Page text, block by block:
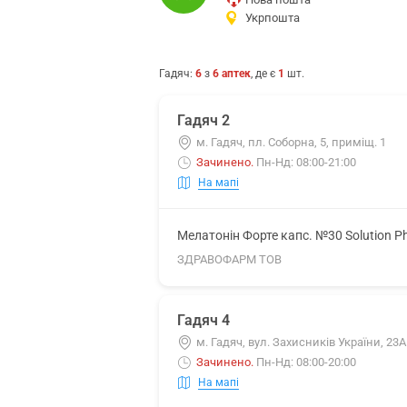
Укрпошта
Гадяч: 6 з 6 аптек, де є 1 шт.
Гадяч 2
м. Гадяч, пл. Соборна, 5, приміщ. 1
Зачинено. Пн-Нд: 08:00-21:00
На мапі
Мелатонін Форте капс. №30 Solution
ЗДРАВОФАРМ ТОВ
Гадяч 4
м. Гадяч, вул. Захисників України, 23А
Зачинено. Пн-Нд: 08:00-20:00
На мапі